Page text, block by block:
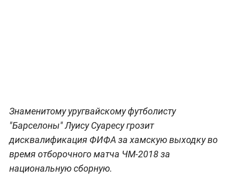
Знаменитому уругвайскому футболисту
"Барселоны" Луису Суаресу грозит
дисквалификация ФИФА за хамскую выходку во
время отборочного матча ЧМ-2018 за
национальную сборную.